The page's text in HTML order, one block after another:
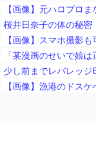
【画像】漁港のドス